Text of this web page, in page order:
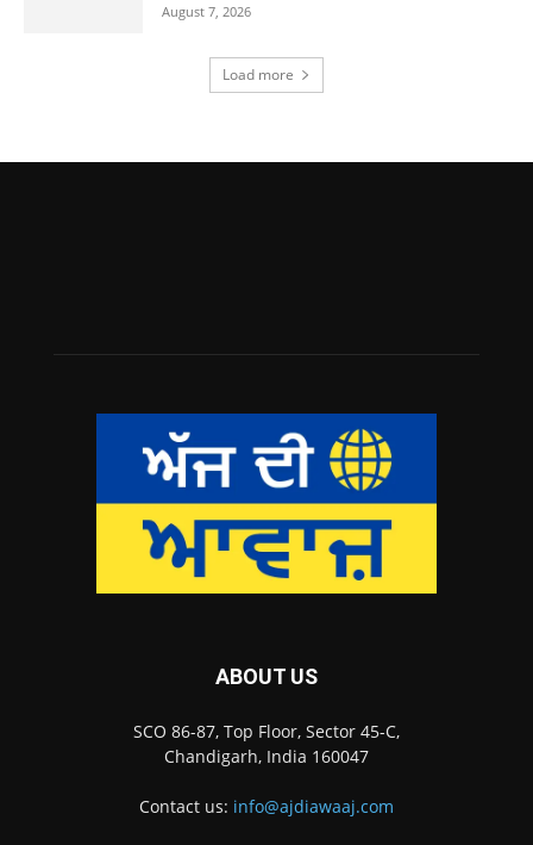
August 7, 2026
Load more
ABOUT US
SCO 86-87, Top Floor, Sector 45-C,
Chandigarh, India 160047
Contact us: info@ajdiawaaj.com